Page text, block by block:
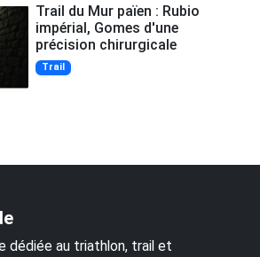
Trail du Mur païen : Rubio
impérial, Gomes d'une
précision chirurgicale
Trail
dédiée au triathlon, trail et